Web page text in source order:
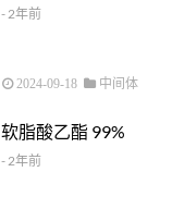
- 2年前
2024-09-18 中间体
软脂酸乙酯 99%
- 2年前